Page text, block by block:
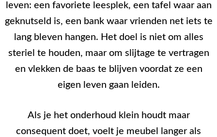
leven: een favoriete leesplek, een tafel waar aan
geknutseld is, een bank waar vrienden net iets te
lang bleven hangen. Het doel is niet om alles
steriel te houden, maar om slijtage te vertragen
en vlekken de baas te blijven voordat ze een
eigen leven gaan leiden.
Als je het onderhoud klein houdt maar
consequent doet, voelt je meubel langer als